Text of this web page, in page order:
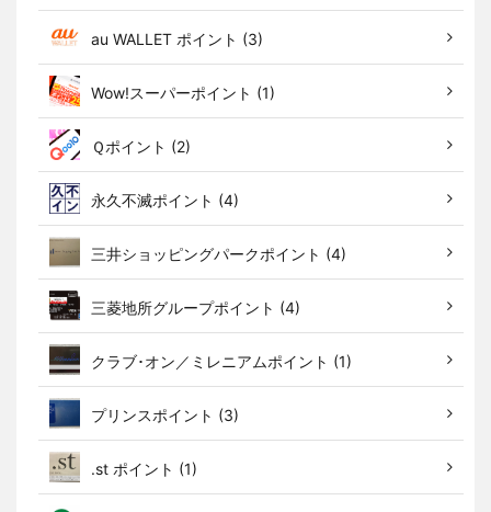
au WALLET ポイント (3)
Wow!スーパーポイント (1)
Ｑポイント (2)
永久不滅ポイント (4)
三井ショッピングパークポイント (4)
三菱地所グループポイント (4)
クラブ･オン／ミレニアムポイント (1)
プリンスポイント (3)
.st ポイント (1)